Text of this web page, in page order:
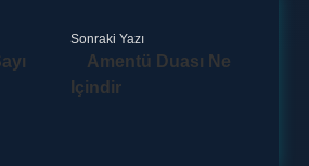
Sonraki Yazı
Amentü Duası Ne
Içindir